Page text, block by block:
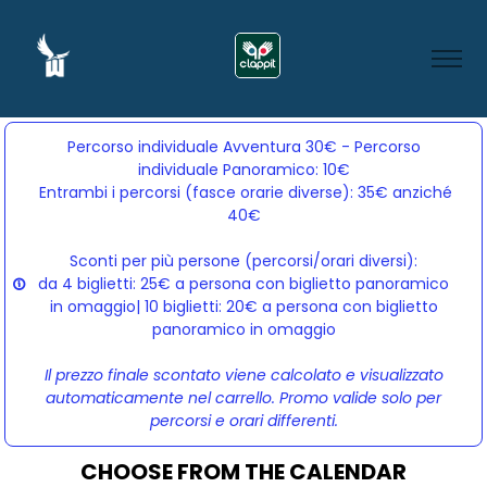
Percorso individuale Avventura 30€ - Percorso
individuale Panoramico: 10€
Entrambi i percorsi (fasce orarie diverse): 35€ anziché
40€
Sconti per più persone (percorsi/orari diversi):
da 4 biglietti: 25€ a persona con biglietto panoramico
in omaggio| 10 biglietti: 20€ a persona con biglietto
panoramico in omaggio
Il prezzo finale scontato viene calcolato e visualizzato
automaticamente nel carrello. Promo valide solo per
percorsi e orari differenti.
CHOOSE FROM THE CALENDAR